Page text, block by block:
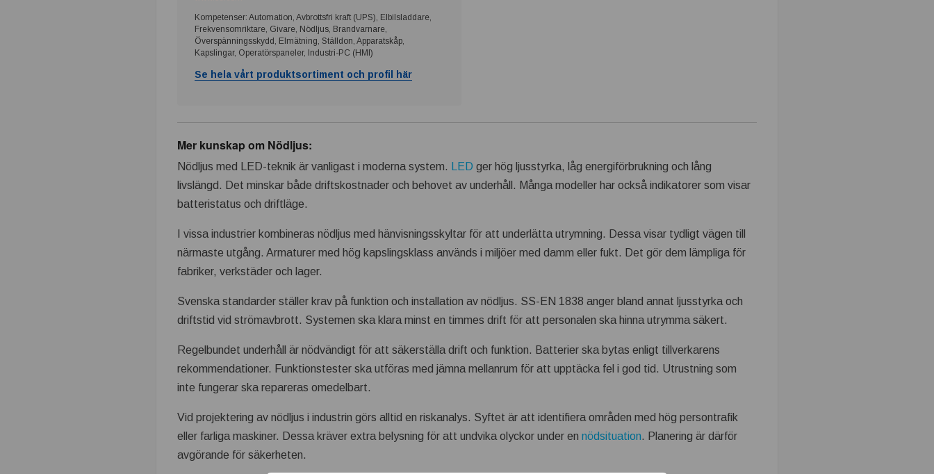
Kompetenser: Automation, Avbrottsfri kraft (UPS), Elbilsladdare,
Frekvensomriktare, Givare, Nödljus, Brandvarnare,
Överspänningsskydd, Elmätning, Ställdon, Apparatskåp,
Kapslingar, Operatörspaneler, Industri-PC (HMI)
Se hela vårt produktsortiment och profil här
Mer kunskap om Nödljus:
Nödljus med LED-teknik är vanligast i moderna system. LED ger hög ljusstyrka, låg energiförbrukning och lång
livslängd. Det minskar både driftskostnader och behovet av underhåll. Många modeller har också indikatorer som visar
batteristatus och driftläge.
I vissa industrier kombineras nödljus med hänvisningsskyltar för att underlätta utrymning. Dessa visar tydligt vägen till
närmaste utgång. Armaturer med hög kapslingsklass används i miljöer med damm eller fukt. Det gör dem lämpliga för
fabriker, verkstäder och lager.
Svenska standarder ställer krav på funktion och installation av nödljus. SS-EN 1838 anger bland annat ljusstyrka och
driftstid vid strömavbrott. Systemen ska klara minst en timmes drift för att personalen ska hinna utrymma säkert.
Regelbundet underhåll är nödvändigt för att säkerställa drift och funktion. Batterier ska bytas enligt tillverkarens
rekommendationer. Funktionstester ska utföras med jämna mellanrum för att upptäcka fel i god tid. Utrustning som
inte fungerar ska repareras omedelbart.
Vid projektering av nödljus i industrin görs alltid en riskanalys. Syftet är att identifiera områden med hög persontrafik
eller farliga maskiner. Dessa kräver extra belysning för att undvika olyckor under ennödsituation. Planering är därför
avgörande för säkerheten.